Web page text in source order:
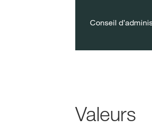
Conseil
Valeurs